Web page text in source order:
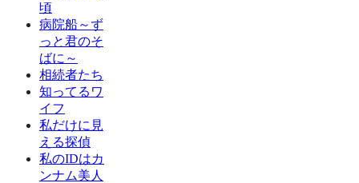
頃
病院船～ず
っと君のそ
ばに～
相続者たち
知ってるワ
イフ
私だけに見
える探偵
私のIDはカ
ンナム美人